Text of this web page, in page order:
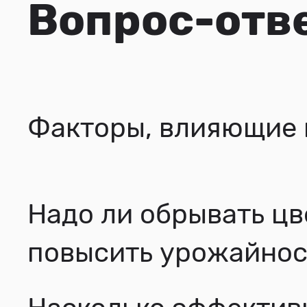
Вопрос-
Факторы, влияющие
Надо ли обрывать
повысить